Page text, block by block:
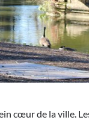
cœur de la ville.